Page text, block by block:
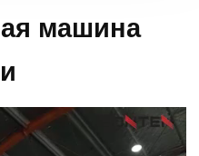
машина